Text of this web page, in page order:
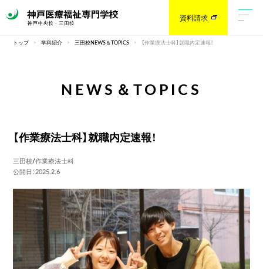
資料請求
トップ 学科紹介 三田校NEWS＆TOPICS 【作業療法士科】就職内定速報！
NEWS＆TOPICS
【作業療法士科】就職内定速報！
三田校/作業療法士科
公開日：2025.2.6